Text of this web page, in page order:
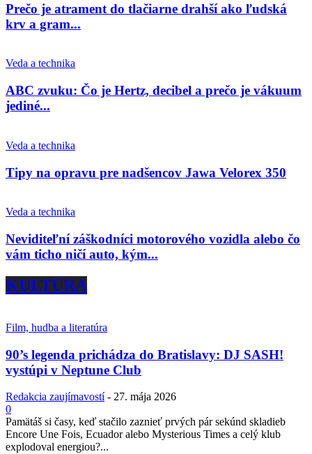
Prečo je atrament do tlačiarne drahší ako ľudská
krv a gram...
Veda a technika
ABC zvuku: Čo je Hertz, decibel a prečo je vákuum
jediné...
Veda a technika
Tipy na opravu pre nadšencov Jawa Velorex 350
Veda a technika
Neviditeľní záškodníci motorového vozidla alebo čo
vám ticho ničí auto, kým...
KULTÚRA
Film, hudba a literatúra
90’s legenda prichádza do Bratislavy: DJ SASH!
vystúpi v Neptune Club
Redakcia zaujímavostí - 27. mája 2026
0
Pamätáš si časy, keď stačilo zaznieť prvých pár sekúnd skladieb
Encore Une Fois, Ecuador alebo Mysterious Times a celý klub
explodoval energiou?...